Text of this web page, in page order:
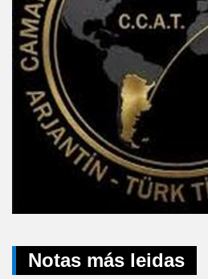
Notas más leidas